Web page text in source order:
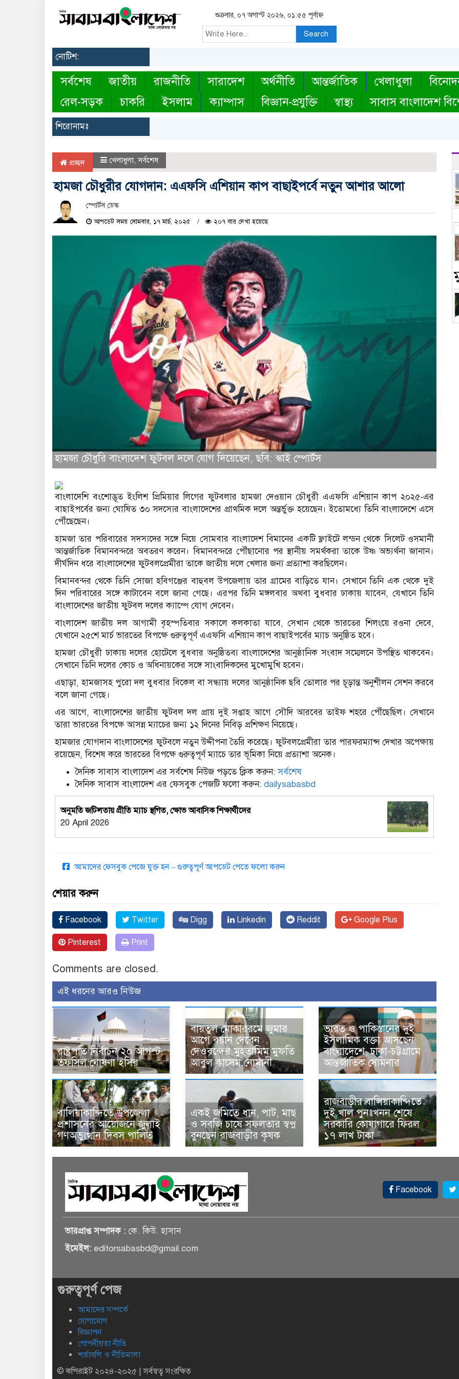
শুক্রবার, ০৭ অগাস্ট ২০২৬, ০১:৫৫ পূর্বাহ্ন
Search
নোটিশ:
সর্বশেষ জাতীয় রাজনীতি সারাদেশ অর্থনীতি আন্তর্জাতিক খেলাধুলা
রেল-সড়ক
চাকরি ইসলাম ক্যাম্পাস বিজ্ঞান-প্রযুক্তি স্বাস্থ্য সাবাস বাংলাদেশ
শিরোনামঃ
প্রচ্ছদ খেলাধুলা,সর্বশেষ
হামজা চৌধুরীর যোগদান: এএফসি এশিয়ান কাপ বাছাইপর্বে নতুন আশার আলো
স্পোর্টস ডেস্ক
আপডেট সময় সোমবার, ১৭ মার্চ, ২০২৫ ২০৭ বার দেখা হয়েছে
হামজা চৌধুরি বাংলাদেশ ফুটবল দলে যোগ দিয়েছেন, ছবি: স্কাই স্পোর্টস
বাংলাদেশি বংশোদ্ভূত ইংলিশ প্রিমিয়ার লিগের ফুটবলার হামজা দেওয়ান চৌধুরী এএফসি এশিয়ান কাপ ২০২৫-এর
বাছাইপর্বের জন্য ঘোষিত ৩০ সদস্যের বাংলাদেশের প্রাথমিক দলে অন্তর্ভুক্ত হয়েছেন। ইতোমধ্যে তিনি বাংলাদেশে এসে
পৌঁছেছেন।
হামজা তার পরিবারের সদস্যদের সঙ্গে নিয়ে সোমবার বাংলাদেশ বিমানের একটি ফ্লাইটে লন্ডন থেকে সিলেট ওসমানী
আন্তর্জাতিক বিমানবন্দরে অবতরণ করেন। বিমানবন্দরে পৌঁছানোর পর স্থানীয় সমর্থকরা তাকে উষ্ণ অভ্যর্থনা জানান।
দীর্ঘদিন ধরে বাংলাদেশের ফুটবলপ্রেমীরা তাকে জাতীয় দলে খেলার জন্য প্রত্যাশা করছিলেন।
বিমানবন্দর থেকে তিনি সোজা হবিগঞ্জের বাহুবল উপজেলায় তার গ্রামের বাড়িতে যান। সেখানে তিনি এক থেকে দুই
দিন পরিবারের সঙ্গে কাটাবেন বলে জানা গেছে। এরপর তিনি মঙ্গলবার অথবা বুধবার ঢাকায় যাবেন, যেখানে তিনি
বাংলাদেশের জাতীয় ফুটবল দলের ক্যাম্পে যোগ দেবেন।
বাংলাদেশ জাতীয় দল আগামী বৃহস্পতিবার সকালে কলকাতা যাবে, সেখান থেকে ভারতের শিলংয়ে রওনা দেবে,
যেখানে ২৫শে মার্চ ভারতের বিপক্ষে গুরুত্বপূর্ণ এএফসি এশিয়ান কাপ বাছাইপর্বের ম্যাচ অনুষ্ঠিত হবে।
হামজা চৌধুরী ঢাকায় দলের হোটেলে বুধবার অনুষ্ঠিতব্য বাংলাদেশের আনুষ্ঠানিক সংবাদ সম্মেলনে উপস্থিত থাকবেন।
সেখানে তিনি দলের কোচ ও অধিনায়কের সঙ্গে সাংবাদিকদের মুখোমুখি হবেন।
এছাড়া, হামজাসহ পুরো দল বুধবার বিকেল বা সন্ধ্যায় দলের আনুষ্ঠানিক ছবি তোলার পর চূড়ান্ত অনুশীলন সেশন করবে
বলে জানা গেছে।
এর আগে, বাংলাদেশের জাতীয় ফুটবল দল প্রায় দুই সপ্তাহ আগে সৌদি আরবের তাইফ শহরে পৌঁছেছিল। সেখানে
তারা ভারতের বিপক্ষে আসন্ন ম্যাচের জন্য ১২ দিনের নিবিড় প্রশিক্ষণ নিয়েছে।
হামজার যোগদান বাংলাদেশের ফুটবলে নতুন উদ্দীপনা তৈরি করেছে। ফুটবলপ্রেমীরা তার পারফরম্যান্স দেখার অপেক্ষায়
রয়েছেন, বিশেষ করে ভারতের বিপক্ষে গুরুত্বপূর্ণ ম্যাচে তার ভূমিকা নিয়ে প্রত্যাশা অনেক।
দৈনিক সাবাস বাংলাদেশ এর সর্বশেষ নিউজ পড়তে ক্লিক করুন:সর্বশেষ
দৈনিক সাবাস বাংলাদেশ এর ফেসবুক পেজটি ফলো করুন: dailysabasbd
অনুমতি জটিলতায় প্রীতি ম্যাচ স্থগিত, ক্ষোভ আবাসিক শিক্ষার্থীদের
20 April 2026
আমাদের ফেসবুক পেজে যুক্ত হন – গুরুত্বপূর্ণ আপডেট পেতে ফলো করুন
শেয়ার করুন
Facebook Twitter Digg Linkedin Reddit Google Plus
Pinterest Print
Comments are closed.
এই ধরনের আরও নিউজ
রাষ্ট্রপতি নির্বাচন ২০ আগস্ট,
তফসিল ঘোষণা ইসির
বায়তুল মোকাররমে জুমার
আগে বয়ান দেবেন
দেওবন্দের মুহতামিম মুফতি
আবুল কাসেম নোমানী
ভারত ও পাকিস্তানের দুই
ইসলামিক বক্তা আসছেন
বাংলাদেশে, ঢাকা-চট্টগ্রামে
আন্তর্জাতিক সেমিনার
বালিয়াকান্দিতে উপজেলা
প্রশাসনের আয়োজনে জুলাই
গণঅভ্যুত্থান দিবস পালিত
একই জমিতে ধান, পাট, মাছ
ও সবজি চাষে সফলতার স্বপ্ন
বুনছেন রাজবাড়ীর কৃষক
রাজবাড়ীর বালিয়াকান্দিতে
দুই খাল পুনঃখনন শেষে
সরকারি কোষাগারে ফিরল
১৭ লাখ টাকা
Facebook
ভারপ্রাপ্ত সম্পাদক : কে. কিউ. হাসান
ইমেইল: editorsabasbd@gmail.com
গুরুত্বপূর্ণ পেজ
আমাদের সম্পর্কে
যোগাযোগ
বিজ্ঞাপন
গোপনীয়তা নীতি
শর্তাবলি ও নীতিমালা
© কপিরাইট ২০২৪-২০২৫ | সর্বস্বত্ব সংরক্ষিত